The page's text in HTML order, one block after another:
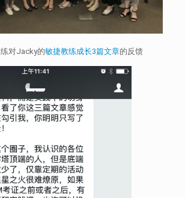
对Jacky的敏捷教练成长3篇文章的反馈